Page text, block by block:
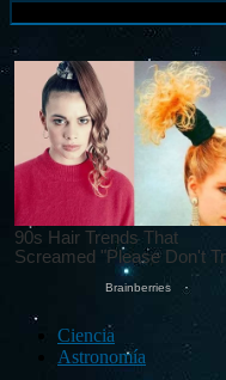
Ciencia
Astronomía